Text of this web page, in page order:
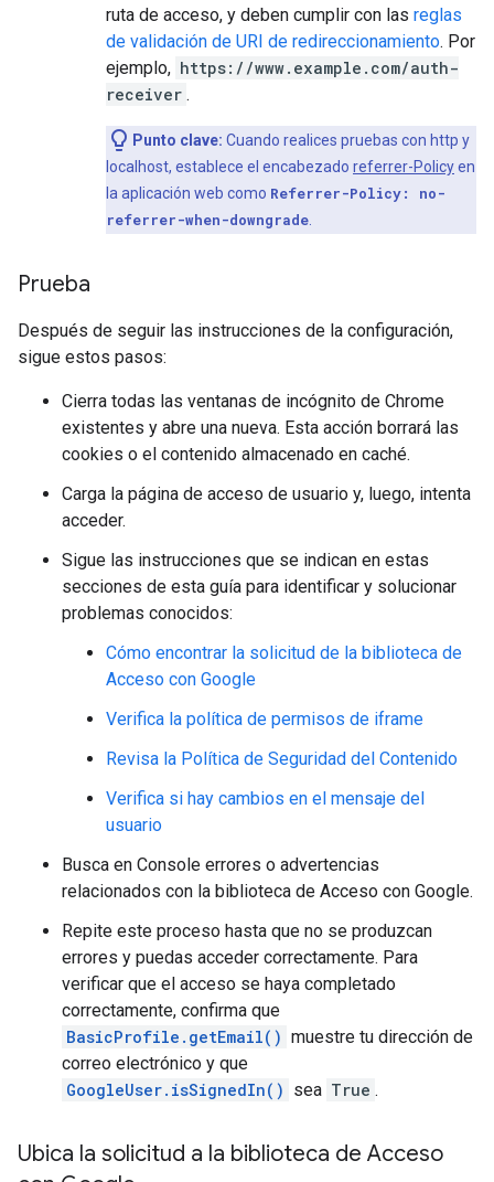
ruta de acceso, y deben cumplir con las reglas
de validación de URI de redireccionamiento. Por
ejemplo, https://www.example.com/auth-
receiver .
Punto clave: Cuando realices pruebas con http y
localhost, establece el encabezado referrer-Policyen
la aplicación web como Referrer-Policy: no-
referrer-when-downgrade
Prueba
Después de seguir las instrucciones de la configuración,
sigue estos pasos:
Cierra todas las ventanas de incógnito de Chrome
existentes y abre una nueva. Esta acción borrará las
cookies o el contenido almacenado en caché.
Carga la página de acceso de usuario y, luego, intenta
acceder.
Sigue las instrucciones que se indican en estas
secciones de esta guía para identificar y solucionar
problemas conocidos:
Cómo encontrar la solicitud de la biblioteca de
Acceso con Google
Verifica la política de permisos de iframe
Revisa la Política de Seguridad del Contenido
Verifica si hay cambios en el mensaje del
usuario
Busca en Console errores o advertencias
relacionados con la biblioteca de Acceso con Google.
Repite este proceso hasta que no se produzcan
errores y puedas acceder correctamente. Para
verificar que el acceso se haya completado
correctamente, confirma que
BasicProfile.getEmail() muestre tu dirección de
correo electrónico y que
GoogleUser.isSignedIn() sea True .
Ubica la solicitud a la biblioteca de Acceso